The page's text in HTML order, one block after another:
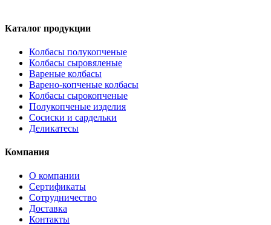
Каталог продукции
Колбасы полукопченые
Колбасы сыровяленые
Вареные колбасы
Варено-копченые колбасы
Колбасы сырокопченые
Полукопченые изделия
Сосиски и сардельки
Деликатесы
Компания
О компании
Сертификаты
Сотрудничество
Доставка
Контакты